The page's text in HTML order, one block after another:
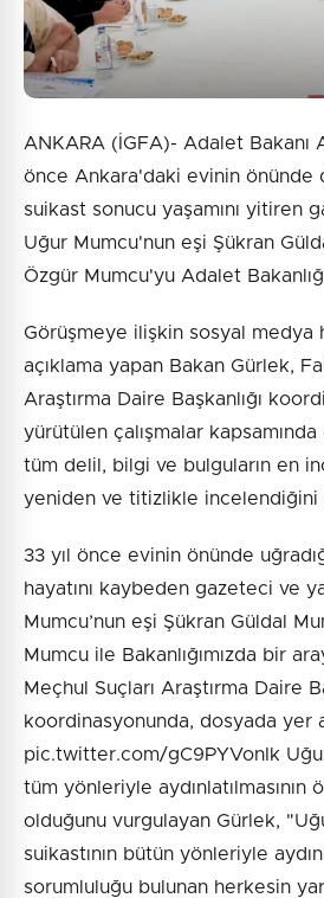
ANKARA (İGFA)- Adalet Bakanı
önce Ankara'daki evinin önünde
suikast sonucu yaşamını yitiren
Uğur Mumcu'nun eşi Şükran
Özgür Mumcu'yu Adalet
Görüşmeye ilişkin sosyal medya
açıklama yapan Bakan Gürlek,
Araştırma Daire Başkanlığı
yürütülen çalışmalar
tüm delil, bilgi ve bulguların en
yeniden ve titizlikle incelendiğini
33 yıl önce evinin önünde
hayatını kaybeden gazeteci ve
Mumcu’nun eşi Şükran Güldal
Mumcu ile Bakanlığımızda bir
Meçhul Suçları Araştırma Daire
koordinasyonunda, dosyada yer
pic.twitter.com/gC9PYVonIk
tüm yönleriyle aydınlatılmasının
olduğunu vurgulayan Gürlek,
suikastının bütün yönleriyle
sorumluluğu bulunan herkesin